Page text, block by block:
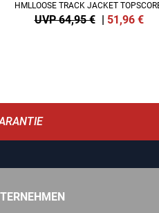
HMLLOOSE TRACK JACKET
UVP 64,95 € | 51,96 €